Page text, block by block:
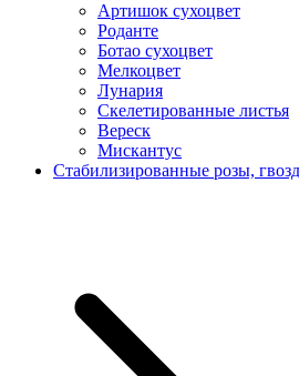
Артишок сухоцвет
Роданте
Ботао сухоцвет
Мелкоцвет
Лунария
Скелетированные листья
Вереск
Мискантус
Стабилизированные розы,